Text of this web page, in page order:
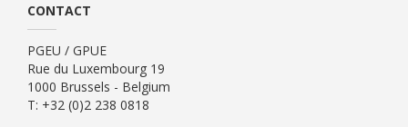
CONTACT
PGEU / GPUE
Rue du Luxembourg 19
1000 Brussels - Belgium
T: +32 (0)2 238 0818